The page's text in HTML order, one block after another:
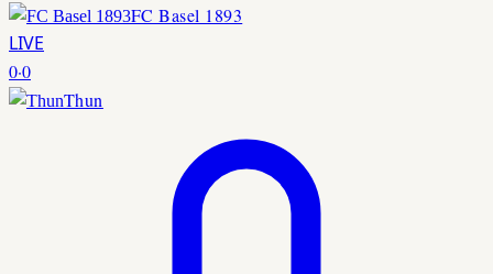
FC Basel 1893
LIVE
0·0
Thun